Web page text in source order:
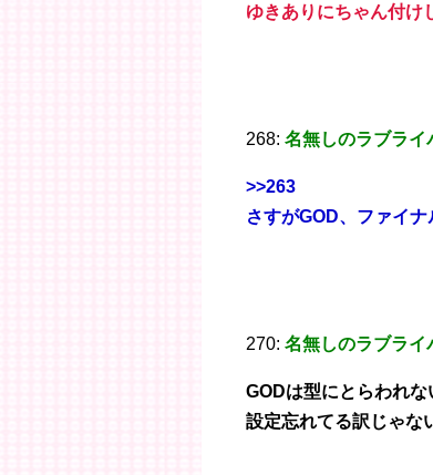
ゆきありにちゃん付け
268: 名無しのラブライ
>>263
さすがGOD、ファイ
270: 名無しのラブライ
GODは型にとらわれな
設定忘れてる訳じゃな